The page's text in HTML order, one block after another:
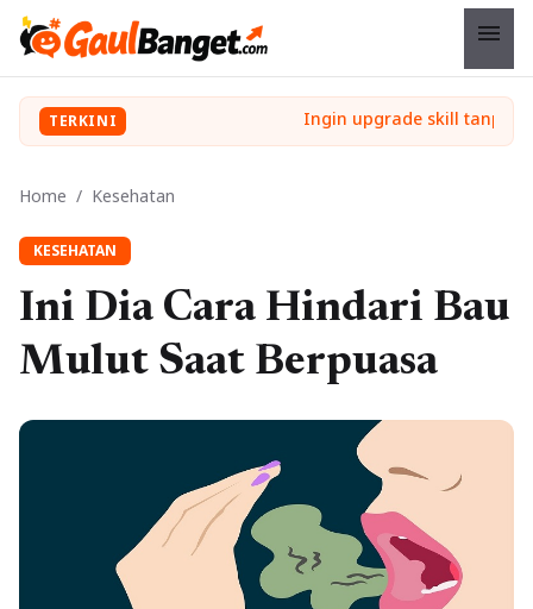
menu
TERKINI
Home / Kesehatan
KESEHATAN
Ini Dia Cara Hindari Bau
Mulut Saat Berpuasa